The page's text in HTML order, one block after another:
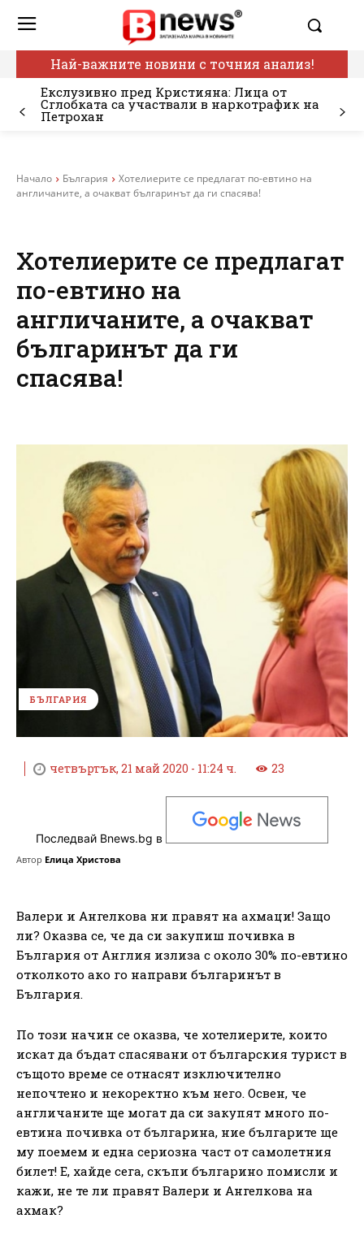
Най-важните новини с точния анализ!
Екслузивно пред Кристияна: Лица от
Сглобката са участвали в наркотрафик на
Петрохан
Начало България
Хотелиерите се предлагат по-евтино на
англичаните, а очакват българинът да ги спасява!
Хотелиерите се предлагат
по-евтино на
англичаните, а очакват
българинът да ги
спасява!
БЪЛГАРИЯ
четвъртък, 21 май 2020 - 11:24 ч. 23
Последвай Bnews.bg в
Автор Елица Христова
Валери и Ангелкова ни правят на ахмаци! Защо
ли? Оказва се, че да си закупиш почивка в
България от Англия излиза с около 30% по-евтино
отколкото ако го направи българинът в
България.
По този начин се оказва, че хотелиерите, които
искат да бъдат спасявани от българския турист в
същото време се отнасят изключително
непочтено и некоректно към него. Освен, че
англичаните ще могат да си закупят много по-
евтина почивка от българина, ние българите ще
му поемем и една сериозна част от самолетния
билет! Е, хайде сега, скъпи българино помисли и
кажи, не те ли правят Валери и Ангелкова на
ахмак?